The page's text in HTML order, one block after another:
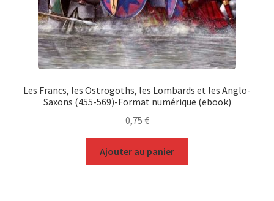
Les Francs, les Ostrogoths, les Lombards et les Anglo-
Saxons (455-569)-Format numérique (ebook)
0,75 €
Ajouter au panier